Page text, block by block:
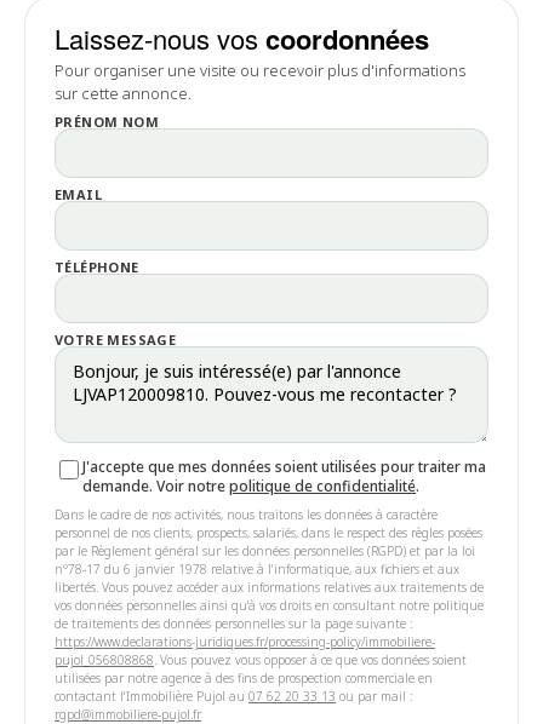
Laissez-nous vos coordonnées
Pour organiser une visite ou recevoir plus d'informations
sur cette annonce.
PRÉNOM NOM
EMAIL
TÉLÉPHONE
VOTRE MESSAGE
J'accepte que mes données soient utilisées pour traiter ma
demande. Voir notrepolitique de confidentialité.
Dans le cadre de nos activités, nous traitons les données à caractère
personnel de nos clients, prospects, salariés, dans le respect des règles posées
par le Règlement général sur les données personnelles (RGPD) et par la loi
n°78-17 du 6 janvier 1978 relative à l'informatique, aux fichiers et aux
libertés. Vous pouvez accéder aux informations relatives aux traitements de
vos données personnelles ainsi qu'à vos droits en consultant notre politique
de traitements des données personnelles sur la page suivante :
https://www.declarations-juridiques.fr/processing-policy/immobiliere-
pujol_056808868. Vous pouvez vous opposer à ce que vos données soient
utilisées par notre agence à des fins de prospection commerciale en
contactant l'Immobilière Pujol au 07 62 20 33 13 ou par mail :
rgpd@immobiliere-pujol.fr